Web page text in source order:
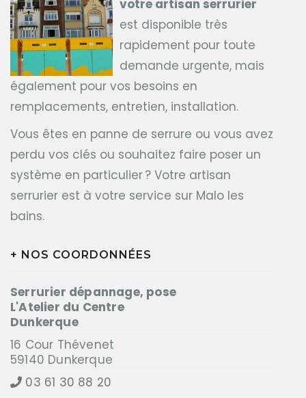
votre artisan serrurier
est disponible très
rapidement pour toute
demande urgente, mais
également pour vos besoins en
remplacements, entretien, installation.
Vous êtes en panne de serrure ou vous avez
perdu vos clés ou souhaitez faire poser un
système en particulier ? Votre artisan
serrurier est à votre service sur Malo les
bains.
+ NOS COORDONNÉES
Serrurier dépannage, pose
L'Atelier du Centre
Dunkerque
16 Cour Thévenet
59140 Dunkerque
03 61 30 88 20